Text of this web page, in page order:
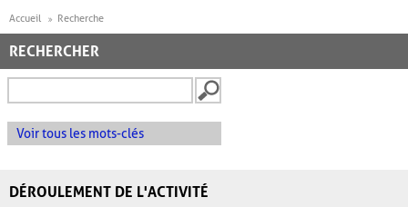
Accueil Recherche
RECHERCHER
Voir tous les mots-clés
DÉROULEMENT DE L'ACTIVITÉ